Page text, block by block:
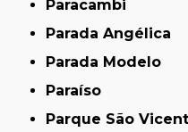
Paracambi
Parada Angélica
Parada Modelo
Paraíso
Parque São